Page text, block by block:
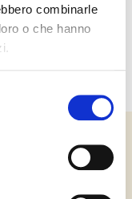
combinarle
o che hanno